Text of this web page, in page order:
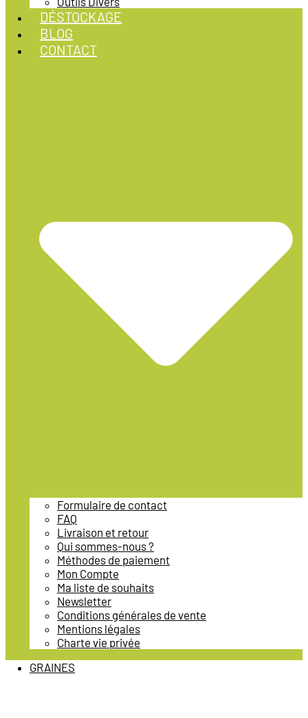
DÉSTOCKAGE
BLOG
CONTACT
Formulaire de contact
FAQ
Livraison et retour
Qui sommes-nous ?
Méthodes de paiement
Mon Compte
Ma liste de souhaits
Newsletter
Conditions générales de vente
Mentions légales
Charte vie privée
GRAINES